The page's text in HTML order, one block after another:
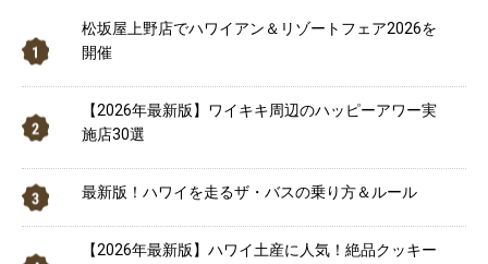
松坂屋上野店でハワイアン＆リゾートフェア2026を
開催
【2026年最新版】ワイキキ周辺のハッピーアワー実
施店30選
最新版！ハワイを走るザ・バスの乗り方＆ルール
【2026年最新版】ハワイ土産に人気！絶品クッキー